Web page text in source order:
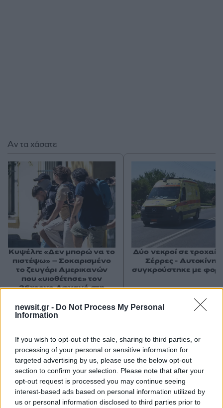
newsit.gr - Do Not Process My Personal
Information
If you wish to opt-out of the sale, sharing to third parties, or
processing of your personal or sensitive information for
targeted advertising by us, please use the below opt-out
section to confirm your selection. Please note that after your
opt-out request is processed you may continue seeing
interest-based ads based on personal information utilized by
us or personal information disclosed to third parties prior to
Σχόλια
Σχολίασε εδώ
Αν τα χάσατε
Κυψέλη: «Δεν μπορώ να το
πιστέψω» – Σοκαρισμένο
το ζευγάρι Αμερικανών
που «υιοθέτησε» τον
26χρονο Αφγανό στη
Δύο νεκροί σε τροχαίο
Σέρρες -
συγκρούστηκε με